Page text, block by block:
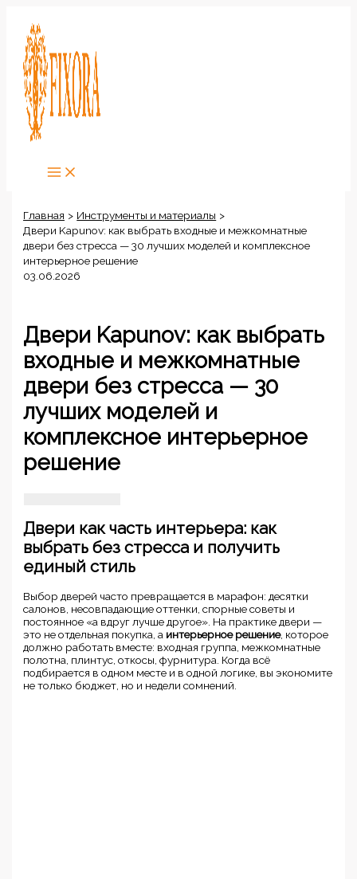
содержимому
Главная
Инструменты и материалы
Двери Kapunov: как выбрать входные и межкомнатные
двери без стресса — 30 лучших моделей и комплексное
интерьерное решение
03.06.2026
Двери Kapunov: как выбрать
входные и межкомнатные
двери без стресса — 30
лучших моделей и
комплексное интерьерное
решение
Двери как часть интерьера: как
выбрать без стресса и получить
единый стиль
Выбор дверей часто превращается в марафон: десятки
салонов, несовпадающие оттенки, спорные советы и
постоянное «а вдруг лучше другое». На практике двери —
это не отдельная покупка, а интерьерное решение, которое
должно работать вместе: входная группа, межкомнатные
полотна, плинтус, откосы, фурнитура. Когда всё
подбирается в одном месте и в одной логике, вы экономите
не только бюджет, но и недели сомнений.